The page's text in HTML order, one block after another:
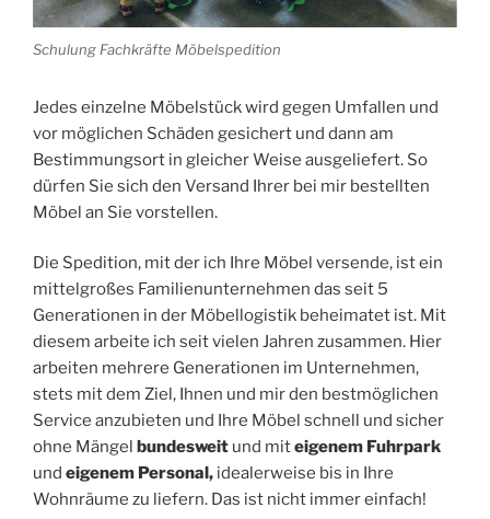
Schulung Fachkräfte Möbelspedition
Jedes einzelne Möbelstück wird gegen Umfallen und
vor möglichen Schäden gesichert und dann am
Bestimmungsort in gleicher Weise ausgeliefert. So
dürfen Sie sich den Versand Ihrer bei mir bestellten
Möbel an Sie vorstellen.
Die Spedition, mit der ich Ihre Möbel versende, ist ein
mittelgroßes Familienunternehmen das seit 5
Generationen in der Möbellogistik beheimatet ist. Mit
diesem arbeite ich seit vielen Jahren zusammen. Hier
arbeiten mehrere Generationen im Unternehmen,
stets mit dem Ziel, Ihnen und mir den bestmöglichen
Service anzubieten und Ihre Möbel schnell und sicher
ohne Mängel bundesweit und miteigenem Fuhrpark
und eigenem Personal, idealerweise bis in Ihre
Wohnräume zu liefern. Das ist nicht immer einfach!